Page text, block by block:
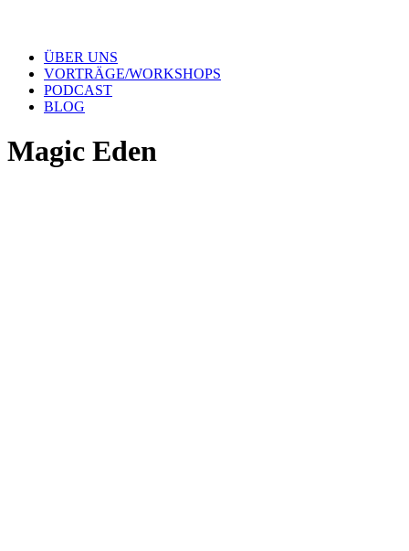
ÜBER UNS
VORTRÄGE/WORKSHOPS
PODCAST
BLOG
Magic Eden